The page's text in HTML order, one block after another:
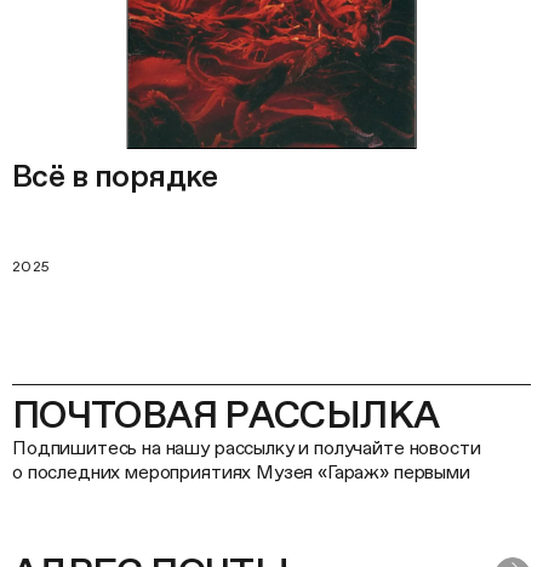
Всё в порядке
2025
ПОЧТОВАЯ РАССЫЛКА
Подпишитесь на нашу рассылку и получайте новости
о последних мероприятиях Музея «Гараж» первыми